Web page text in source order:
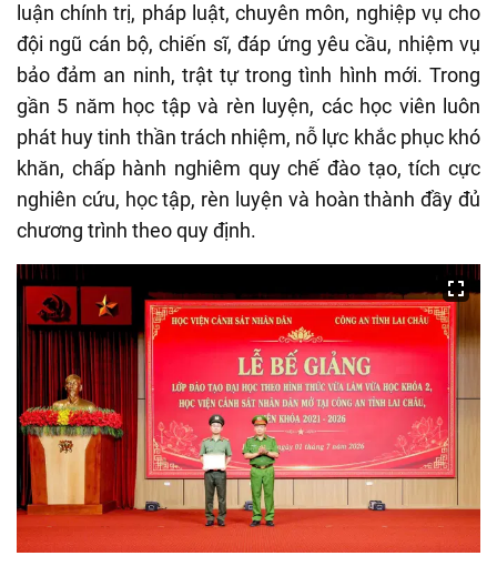
luận chính trị, pháp luật, chuyên môn, nghiệp vụ cho
đội ngũ cán bộ, chiến sĩ, đáp ứng yêu cầu, nhiệm vụ
bảo đảm an ninh, trật tự trong tình hình mới. Trong
gần 5 năm học tập và rèn luyện, các học viên luôn
phát huy tinh thần trách nhiệm, nỗ lực khắc phục khó
khăn, chấp hành nghiêm quy chế đào tạo, tích cực
nghiên cứu, học tập, rèn luyện và hoàn thành đầy đủ
chương trình theo quy định.